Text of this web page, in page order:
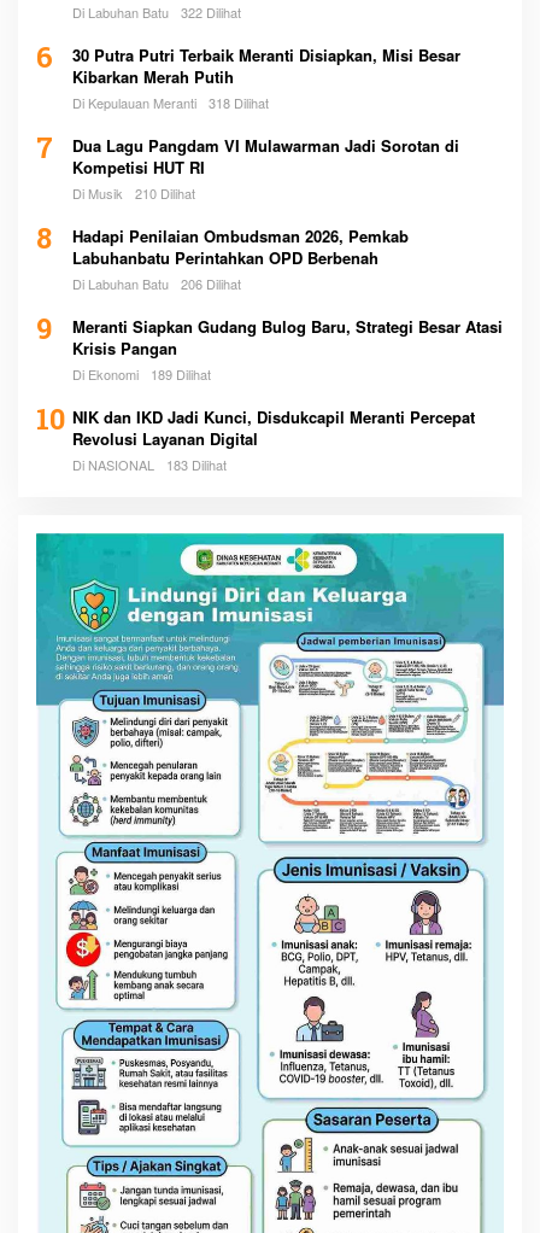
Pemerintah
Di Labuhan Batu 322 Dilihat
6
30 Putra Putri Terbaik Meranti Disiapkan, Misi Besar
Kibarkan Merah Putih
Di Kepulauan Meranti 318 Dilihat
7
Dua Lagu Pangdam VI Mulawarman Jadi Sorotan di
Kompetisi HUT RI
Di Musik 210 Dilihat
8
Hadapi Penilaian Ombudsman 2026, Pemkab
Labuhanbatu Perintahkan OPD Berbenah
Di Labuhan Batu 206 Dilihat
9
Meranti Siapkan Gudang Bulog Baru, Strategi Besar Atasi
Krisis Pangan
Di Ekonomi 189 Dilihat
10 NIK dan IKD Jadi Kunci, Disdukcapil Meranti Percepat
Revolusi Layanan Digital
Di NASIONAL 183 Dilihat